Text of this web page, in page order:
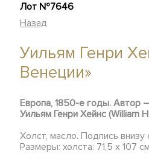
Лот №7646
Назад
Уильям Генри
Венеции»
Европа, 1850-е годы. Автор
Уильям Генри Хейнс (William
Холст, масло. Подпись внизу
Размеры: холста: 71,5 х 107